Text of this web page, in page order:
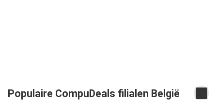
Populaire CompuDeals filialen België